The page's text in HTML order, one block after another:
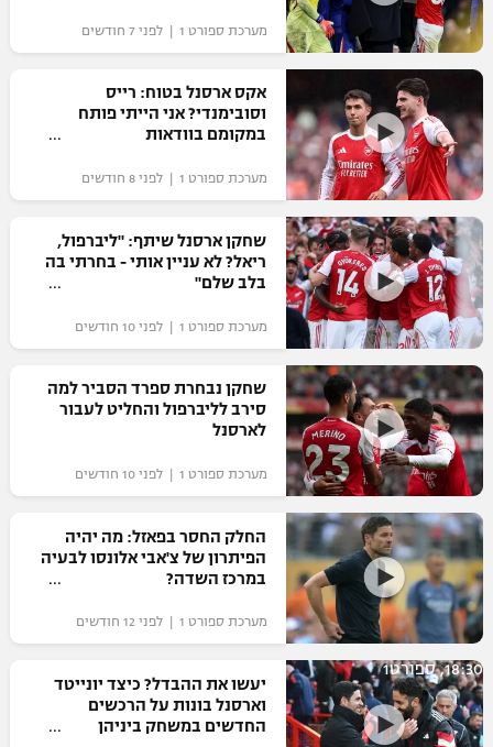
"מחצית בשכונה" – פודקאסט
משתתפים וזוכים בפרסים
תקנון משתתפים וזוכים בפרסים
תקנון עבור פעילות אלקטרה
תקנון עבור פעילות ספורט 1 – "מרלן"
טניס
גיימינג E-Sports
תנאי שימוש
מדיניות פרטיות
תקנון פעילות ספורט 1
רשיון להקרנה פומבית לבית עסק
הצטרפות לחבילת הערוצים
לוח דרושים – ג'ובנט
תגיות
המגזין
אופניים
ספורט מוטורי
כדורמים
פוטבול אמריקאי NFL
בייסבול MLB
ספורט אתגרי ואקסטרים
אומנויות לחימה
גיימינג E-Sports
מערכת ספורט 1 | לפני 7 חודשים
אקס ארסנל בטוח: רייס
וסובימנדי? אני הייתי פותח
במקומם בוודאות
מערכת ספורט 1 | לפני 8 חודשים
שחקן ארסנל שיתף: "ליברפול,
ריאל? לא עניין אותי - בחרתי בה
בלב שלם"
מערכת ספורט 1 | לפני 10 חודשים
שחקן נבחרת ספרד הסביר למה
סירב לליברפול והחליט לעבור
לארסנל
מערכת ספורט 1 | לפני 10 חודשים
החלק החסר בפאזל: מה יהיה
הפיתרון של צ'אבי אלונסו לבעיה
במרכז השדה?
מערכת ספורט 1 | לפני 12 חודשים
18:30, ספורט1
יעשו את ההבדל? כיצד יונייטד
וארסנל בונות על הרכשים
החדשים במשחק ביניהן